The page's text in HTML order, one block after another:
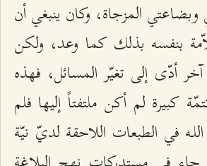
المزجاة، وكان ينبغي أن
بنفسه بذلك كما وعد، ولكن
آخر أدّى إلى تغيّر المسائل، فهذه
كبيرة لم أكن ملتفتاً إليها فلم
في الطبعات اللاحقة لديّ نيّة